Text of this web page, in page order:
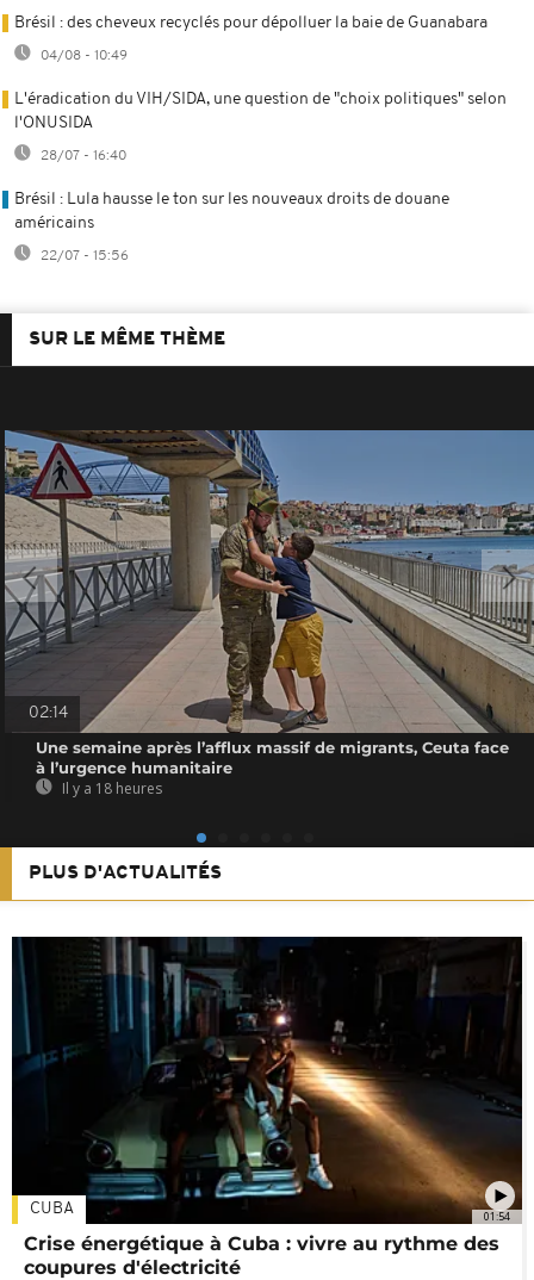
Brésil : des cheveux recyclés pour dépolluer la baie de Guanabara
04/08 - 10:49
L'éradication du VIH/SIDA, une question de "choix politiques" selon
l'ONUSIDA
28/07 - 16:40
Brésil : Lula hausse le ton sur les nouveaux droits de douane
américains
22/07 - 15:56
SUR LE MÊME THÈME
02:14
Une semaine après l’afflux massif de migrants, Ceuta face
à l’urgence humanitaire
Il y a 18 heures
PLUS D'ACTUALITÉS
01:54
CUBA
Crise énergétique à Cuba : vivre au rythme des
coupures d'électricité